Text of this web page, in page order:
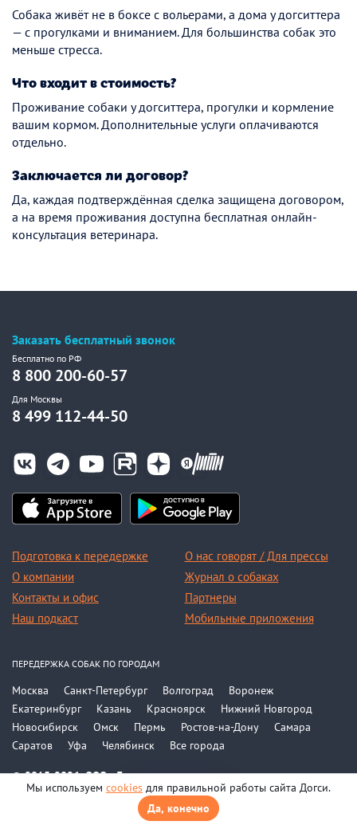
На карте
Собака живёт не в боксе с вольерами, а дома у догситтера
— с прогулками и вниманием. Для большинства собак это
меньше стресса.
Что входит в стоимость?
Проживание собаки у догситтера, прогулки и кормление
вашим кормом. Дополнительные услуги оплачиваются
отдельно.
Заключается ли договор?
Да, каждая подтверждённая сделка защищена договором,
а на время проживания доступна бесплатная онлайн-
консультация ветеринара.
Заказать бесплатный звонок
Бесплатно по РФ
8 800 200-60-57
Для Москвы
8 499 112-44-50
Подготовка к передержке
О компании
Контакты и офис
Наш подкаст
О нас говорят / Для прессы
Журнал о собаках
Партнеры
Мобильные приложения
© 2015-2026, ООО «Догси»
Политика конфиденциальности
ПЕРЕДЕРЖКА СОБАК ПО ГОРОДАМ
Москва Санкт-Петербург Волгоград
Воронеж
Екатеринбург
Казань Красноярск
Нижний Новгород
Новосибирск
Омск Пермь Ростов-на-Дону
Самара
Саратов
Уфа Челябинск Все города
Мы используем cookies для правильной работы сайта Догси.
Да, конечно